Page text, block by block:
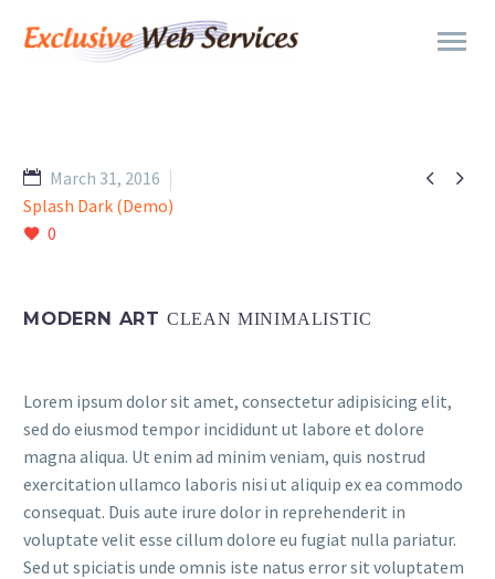
 
March 31, 2016
Splash Dark (Demo)
0
MODERN ART CLEAN MINIMALISTIC
Lorem ipsum dolor sit amet, consectetur adipisicing elit,
sed do eiusmod tempor incididunt ut labore et dolore
magna aliqua. Ut enim ad minim veniam, quis nostrud
exercitation ullamco laboris nisi ut aliquip ex ea commodo
consequat. Duis aute irure dolor in reprehenderit in
voluptate velit esse cillum dolore eu fugiat nulla pariatur.
Sed ut spiciatis unde omnis iste natus error sit voluptatem